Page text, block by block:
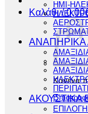
Καλάθι /0,00
Κανένα
ΗΜΙ-
ΑΝΑΠΗΡΙΚΑ
ΑΚΟΥΣΤΙΚΑ